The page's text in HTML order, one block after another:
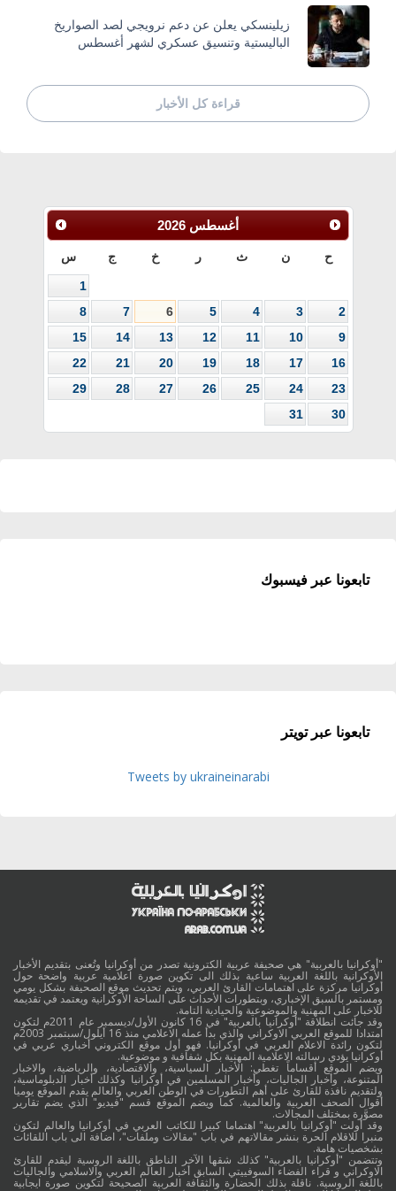
زيلينسكي يعلن عن دعم نرويجي لصد الصواريخ
الباليستية وتنسيق عسكري لشهر أغسطس
قراءة كل الأخبار
أغسطس 2026
ح ن ث ر خ ج س
1
2
3
4
5
6
7
8
9
10
11
12
13
14
15
16
17
18
19
20
21
22
23
24
25
26
27
28
29
30
31
تابعونا عبر فيسبوك
تابعونا عبر تويتر
Tweets by ukraineinarabi
"أوكرانيا بالعربية" هي صحيفة عربية الكترونية تصدر من أوكرانيا وتُعنى بتقديم الأخبار
الأوكرانية باللغة العربية ساعية بذلك الى تكوين صورة اعلامية عربية واضحة حول
أوكرانيا مركزة على اهتمامات القارئ العربي، ويتم تحديث موقع الصحيفة بشكل يومي
ومستمر بالسبق الإخباري، وبتطورات الأحداث على الساحة الأوكرانية ويعتمد في تقديمه
للاخبار على المهنية والموضوعية والحيادية التامة.
وقد جائت انطلاقة "أوكرانيا بالعربية" في 16 كانون الأول/ديسمبر عام 2011م لتكون
امتدادا للموقع العربي الاوكراني والذي بدأ عمله الاعلامي منذ 16 أيلول/سبتمبر 2003م
لتكون رائدة الاعلام العربي في أوكرانيا. فهو أول موقع الكتروني أخباري عربي في
أوكرانيا يؤدي رسالته الاعلامية المهنية بكل شفافية و موضوعية.
ويضم الموقع أقساماً تغطي: الأخبار السياسية، والاقتصادية، والرياضية، والاخبار
المتنوعة، وأخبار الجاليات، وأخبار المسلمين في أوكرانيا وكذلك أخبار الدبلوماسية،
ولتقديم نافذة للقارئ على أهم التطورات في الوطن العربي والعالم يقدم الموقع يوميا
أقوال الصحف العربية والعالمية. كما ويضم الموقع قسم "فيديو" الذي يضم تقارير
مصوَّرة بمختلف المجالات.
وقد أولت "أوكرانيا بالعربية" اهتماما كبيرا للكاتب العربي في أوكرانيا والعالم لتكون
منبرا للاقلام الحرة بنشر مقالاتهم في باب "مقالات وملفات"، اضافة الى باب اللقائات
بشخصيات هامة.
وتتضمن "أوكرانيا بالعربية" كذلك شقها الآخر الناطق باللغة الروسية ليقدم للقارئ
الاوكراني و قراء الفضاء السوفييتي السابق أخبار العالم العربي والاسلامي والجاليات
باللغة الروسية. ناقلة بذلك الحضارة والثقافة العربية الصحيحة لتكوين صورة ايجابية